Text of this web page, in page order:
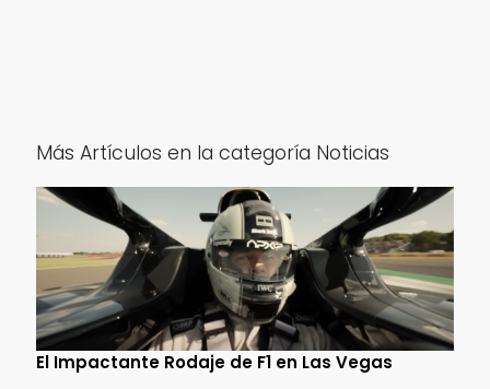
Más Artículos en la categoría Noticias
El Impactante Rodaje de F1 en Las Vegas